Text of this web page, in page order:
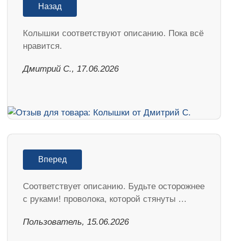
Назад
Колышки соответствуют описанию. Пока всё
нравится.
Дмитрий С., 17.06.2026
Вперед
Соответствует описанию. Будьте осторожнее
с руками! проволока, которой стянуты …
Пользователь, 15.06.2026